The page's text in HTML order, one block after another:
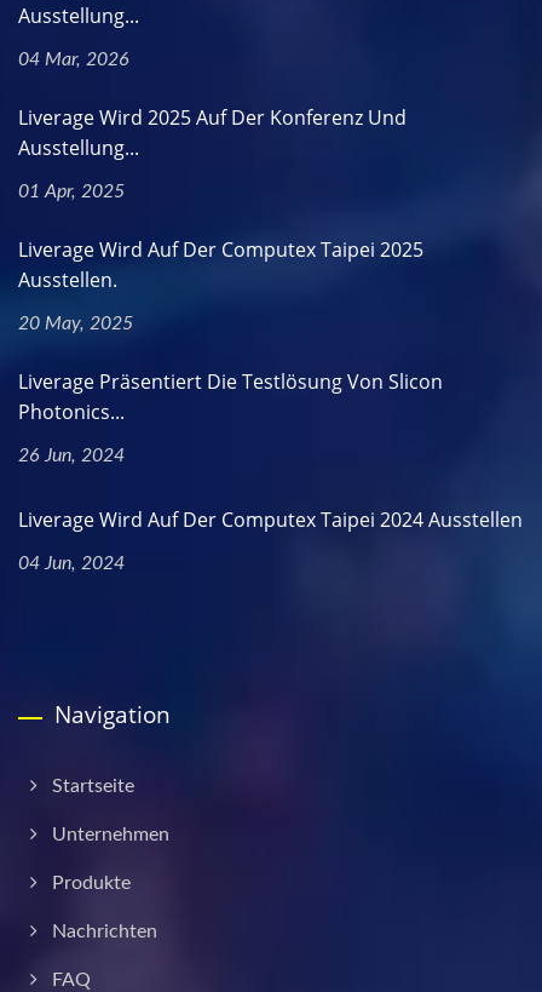
Ausstellung...
04 Mar, 2026
Liverage Wird 2025 Auf Der Konferenz Und
Ausstellung...
01 Apr, 2025
Liverage Wird Auf Der Computex Taipei 2025
Ausstellen.
20 May, 2025
Liverage Präsentiert Die Testlösung Von Slicon
Photonics...
26 Jun, 2024
Liverage Wird Auf Der Computex Taipei 2024 Ausstellen
04 Jun, 2024
Navigation
Startseite
Unternehmen
Produkte
Nachrichten
FAQ